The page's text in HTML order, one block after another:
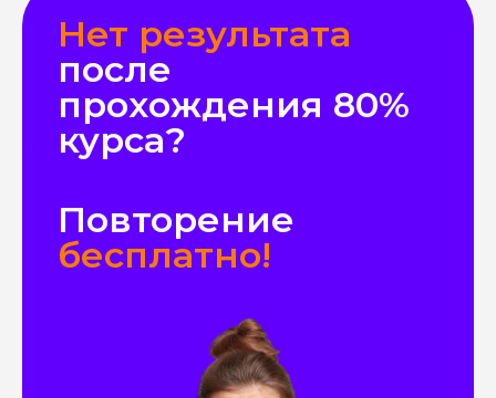
Нет результата
после
прохождения 80%
курса?
Повторение
бесплатно!